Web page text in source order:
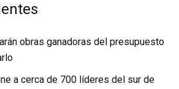
obras ganadoras del presupuesto
a cerca de 700 líderes del sur de